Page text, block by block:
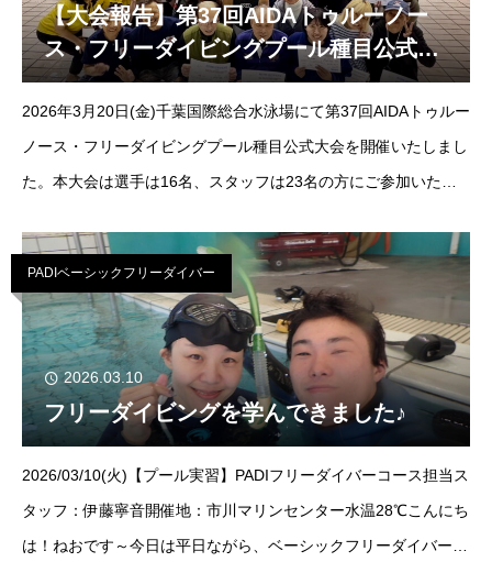
【大会報告】第37回AIDAトゥルーノー
ス・フリーダイビングプール種目公式大
会
2026年3月20日(金)千葉国際総合水泳場にて第37回AIDAトゥルー
ノース・フリーダイビングプール種目公式大会を開催いたしまし
た。本大会は選手は16名、スタッフは23名の方にご参加いただ
大会となりまし
PADIベーシックフリーダイバー
2026.03.10
フリーダイビングを学んできました♪
2026/03/10(火)【プール実習】PADIフリーダイバーコース担当ス
タッフ：伊藤寧音開催地：市川マリンセンター水温28℃こんにち
は！ねおです～今日は平日ながら、ベーシックフリーダイバーの